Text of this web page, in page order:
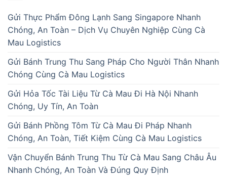
Gửi Thực Phẩm Đông Lạnh Sang Singapore Nhanh
Chóng, An Toàn – Dịch Vụ Chuyên Nghiệp Cùng Cà
Mau Logistics
Gửi Bánh Trung Thu Sang Pháp Cho Người Thân Nhanh
Chóng Cùng Cà Mau Logistics
Gửi Hỏa Tốc Tài Liệu Từ Cà Mau Đi Hà Nội Nhanh
Chóng, Uy Tín, An Toàn
Gửi Bánh Phồng Tôm Từ Cà Mau Đi Pháp Nhanh
Chóng, An Toàn, Tiết Kiệm Cùng Cà Mau Logistics
Vận Chuyển Bánh Trung Thu Từ Cà Mau Sang Châu Âu
Nhanh Chóng, An Toàn Và Đúng Quy Định